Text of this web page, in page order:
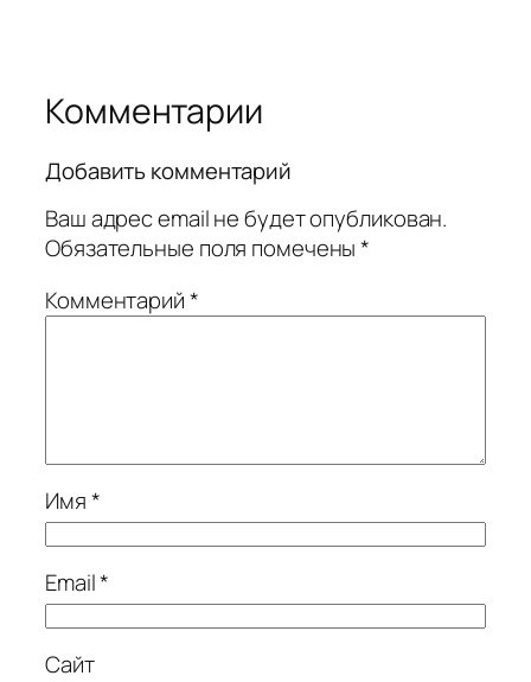
Комментарии
Добавить комментарий
Ваш адрес email не будет опубликован.
Обязательные поля помечены*
Комментарий*
Имя*
Email*
Сайт